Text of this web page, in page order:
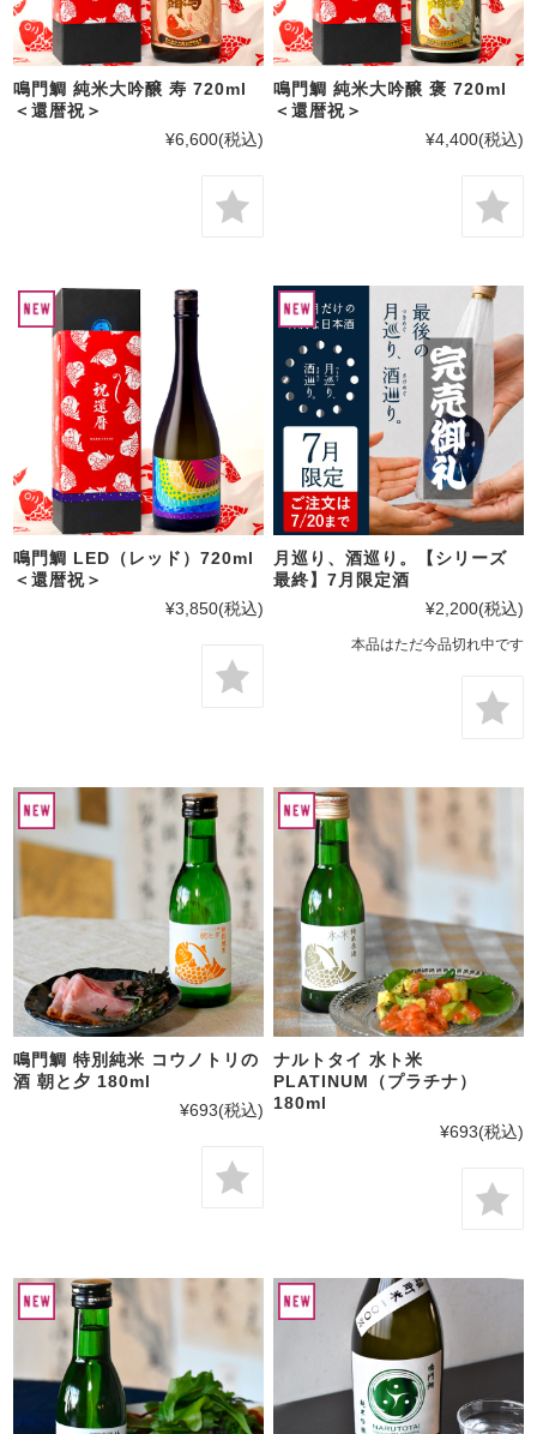
鳴門鯛 純米大吟醸 寿 720ml
＜還暦祝＞
¥6,600(税込)
鳴門鯛 純米大吟醸 褒 720ml
＜還暦祝＞
¥4,400(税込)
鳴門鯛 LED（レッド）720ml
＜還暦祝＞
¥3,850(税込)
月巡り、酒巡り。【シリーズ
最終】7月限定酒
¥2,200(税込)
本品はただ今品切れ中です
鳴門鯛 特別純米 コウノトリの
酒 朝と夕 180ml
¥693(税込)
ナルトタイ 水ト米
PLATINUM（プラチナ）
180ml
¥693(税込)